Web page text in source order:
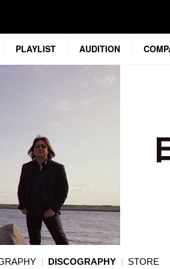
PLAYLIST AUDITION
DISCOGRAPHY STORE